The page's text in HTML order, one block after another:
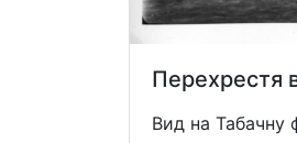
Перехрестя
Вид на Табачну